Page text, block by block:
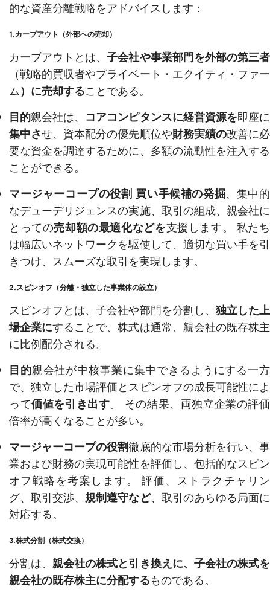
的な資産分離戦略をアドバイスします：
1.カーブアウト（外部への売却）
カーブアウトとは、子会社や事業部門を外部の第三者
（戦略的買収者やプライベート・エクイティ・ファー
ム）に売却することである。
目的親会社は、 コアコンピタンスに経営資源を即座に
集中させ、資本配分の優先順位や財務実績の改善に必
要な資金を調達するために、多額の流動性を注入する
ことができる。
マージャーコープの役割 買い手候補の発掘、集中的
なデューデリジェンスの実施、取引の組成、親会社に
とっての売却額の最適化などを支援します。 私たち
は幅広いネットワークを駆使して、適切な買い手を引
きつけ、スムーズな取引を実現します。
2.スピンオフ（分離・独立した事業体の設立）
スピンオフとは、子会社や部門を分割し、 独立した上
場企業にすることで、株式は通常、親会社の既存株主
に比例配分される。
目的親会社が中核事業に集中できるようにする一方
で、独立した市場評価とスピンオフの成長可能性によ
って価値を引き出す。 その結果、両独立企業の評価
倍率が高くなることが多い。
マージャーコープの役割徹底的な市場分析を行い、事
業および財務の実現可能性を評価し、包括的なスピン
オフ戦略を考案します。 評価、ストラクチャリン
グ、取引交渉、規制遵守など、取引のあらゆる局面に
対応する。
3.株式分割（株式交換）
分割は、親会社の株式と引き換えに、子会社の株式を
親会社の既存株主に分配するものである。